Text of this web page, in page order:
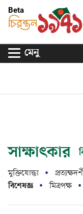
Beta
মেনু
সাক্ষাৎকার
মুক্তিযোদ্ধা
বিশেষজ্ঞ
মিত্রপক্ষ